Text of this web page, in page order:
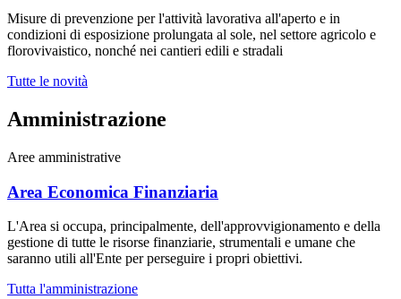
Misure di prevenzione per l'attività lavorativa all'aperto e in
condizioni di esposizione prolungata al sole, nel settore agricolo e
florovivaistico, nonché nei cantieri edili e stradali
Tutte le novità
Amministrazione
Aree amministrative
Area Economica Finanziaria
L'Area si occupa, principalmente, dell'approvvigionamento e della
gestione di tutte le risorse finanziarie, strumentali e umane che
saranno utili all'Ente per perseguire i propri obiettivi.
Tutta l'amministrazione